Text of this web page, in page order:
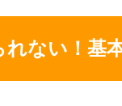
ない！基